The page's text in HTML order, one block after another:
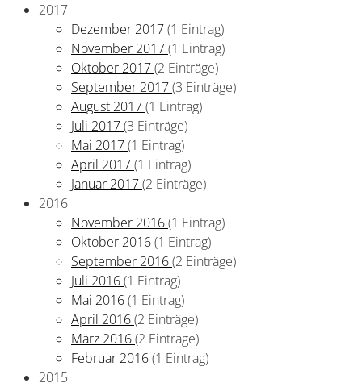
2017
Dezember 2017(1 Eintrag)
November 2017(1 Eintrag)
Oktober 2017(2 Einträge)
September 2017(3 Einträge)
August 2017(1 Eintrag)
Juli 2017(3 Einträge)
Mai 2017(1 Eintrag)
April 2017(1 Eintrag)
Januar 2017(2 Einträge)
2016
November 2016(1 Eintrag)
Oktober 2016(1 Eintrag)
September 2016(2 Einträge)
Juli 2016(1 Eintrag)
Mai 2016(1 Eintrag)
April 2016(2 Einträge)
März 2016(2 Einträge)
Februar 2016(1 Eintrag)
2015